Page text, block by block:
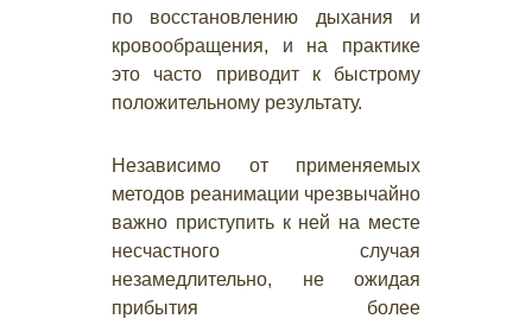
по восстановлению дыхания и
кровообращения, и на практике
это часто приводит к быстрому
положительному результату.
Независимо от применяемых
методов реанимации чрезвычайно
важно приступить к ней на месте
несчастного случая
незамедлительно, не ожидая
прибытия более